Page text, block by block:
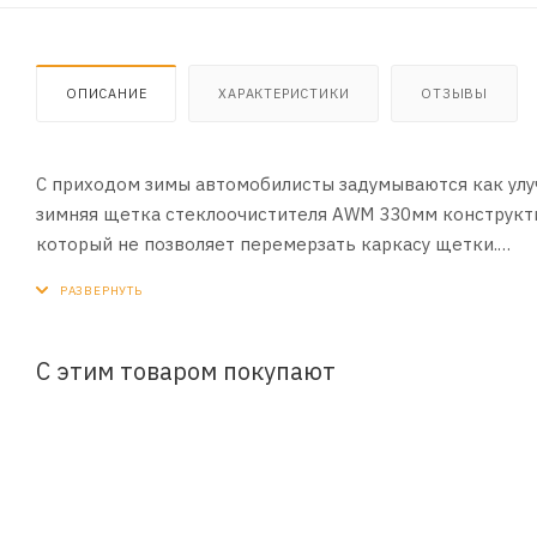
ОПИСАНИЕ ХАРАКТЕРИСТИКИ ОТЗЫВЫ
C приходом зимы автомобилисты задумываются как
зимняя щетка стеклоочистителя AWM 330мм
который не позволяет перемерзать каркасу щетки.
- Благодаря уникальной формуле резины она остается
С этим товаром покупают